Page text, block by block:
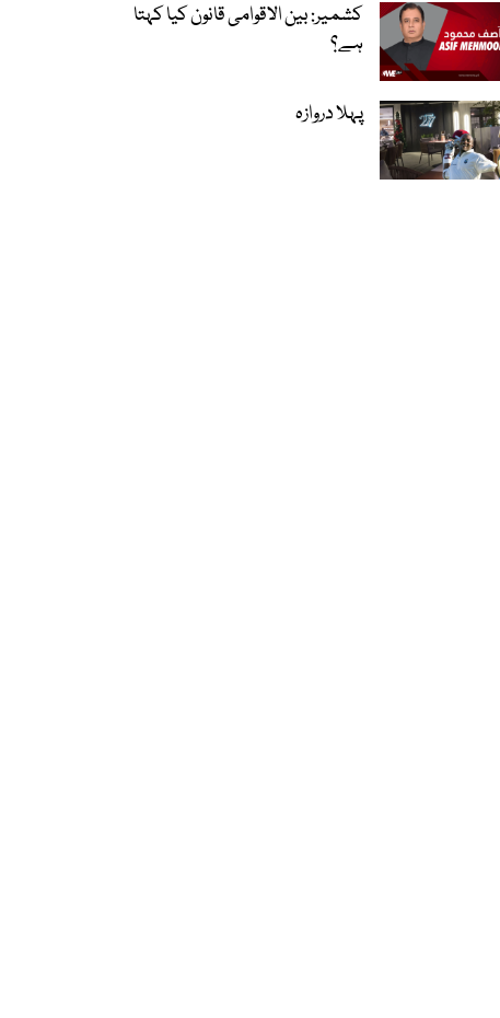
کشمیر: بین الاقوامی قانون کیا کہتا
ہے؟
پہلا دروازہ